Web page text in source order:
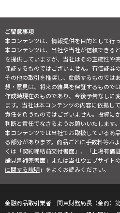
ご留意事項
本コンテンツは、情報提供を目的として行っ
本コンテンツは、当社や当社が信頼できる
を提供していますが、当社はその正確性や
保証するものではございません。有価証券
その他の取引を推奨し、勧誘するものでは
想・意見は、将来の結果を保証するもので
作成時現在のものであり、今後予告なしに
ます。当社は本コンテンツの内容に依拠し
責任を負うものではございません。投資に
判断と責任でなさるようお願いいたします。
本コンテンツでは当社でお取扱している商
る部分があります。商品ごとに手数料等お
くは「契約締結前交付書面」、「上場有価
論見書補完書面」または当社ウェブサイト
に関する説明」をよくお読みください。
金融商品取引業者 関東財務局長（金商）